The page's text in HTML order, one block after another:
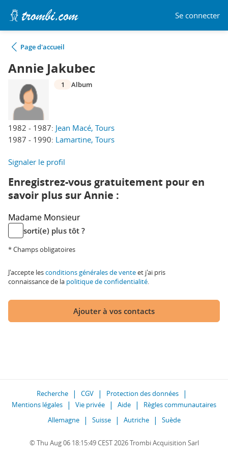
Se connecter
Page d'accueil
Annie Jakubec
1982 - 1987: Jean Macé, Tours
1987 - 1990: Lamartine, Tours
1 Album
Signaler le profil
Enregistrez-vous gratuitement pour en
savoir plus sur Annie :
Madame Monsieur
sorti(e) plus tôt ?
* Champs obligatoires
J'accepte lesconditions générales de venteet j'ai pris
connaissance de la politique de confidentialité.
Ajouter à vos contacts
Recherche CGV
Protection des données
Mentions légales
Vie privée Aide
Règles communautaires
Allemagne
Suisse Autriche Suède
© Thu Aug 06 18:15:49 CEST 2026 Trombi Acquisition Sarl